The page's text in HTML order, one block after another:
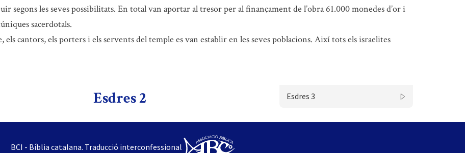
segons les seves possibilitats. En total van aportar al tresor per al finançament de l’obra 61.000 monedes d’or i
sacerdotals.
els cantors, els porters i els servents del temple es van establir en les seves poblacions. Així tots els israelites
Esdres 2 Esdres 3
BCI - Bíblia catalana. Traducció interconfessional